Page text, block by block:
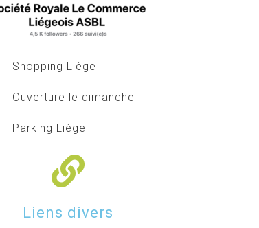
Shopping Liège
Ouverture le dimanche
Parking Liège
Liens divers